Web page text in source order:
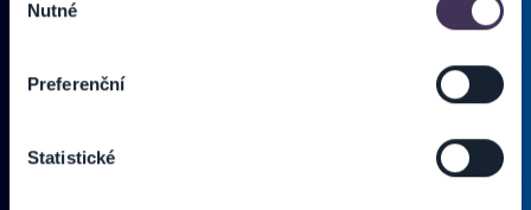
které mohou být přesné na několik metrů
skenování pro konkrétní charakteristiky (otisk prstu)
Zjistěte více o tom, jak zpracováváme vaše osobní
Svůj souhlas můžete kdykoliv změnit nebo odvolat v
souhlasu
Nutné
Preferenční
Statistické
Zadajte svoju e-mailovú adresu, na ktorú vám budeme zasielať
Používateľ súhlasí s
OBCHODNÝMI PODMIENKAMI predajnej siete
Ticketportal.